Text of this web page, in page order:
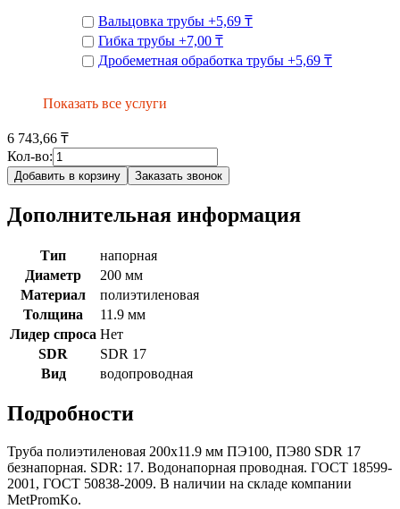
Вальцовка трубы +5,69 ₸
Гибка трубы +7,00 ₸
Дробеметная обработка трубы +5,69 ₸
Показать все услуги
6 743,66 ₸
Кол-во:
Добавить в корзину Заказать звонок
Дополнительная информация
Тип
напорная
Диаметр
200 мм
Материал
полиэтиленовая
Толщина
11.9 мм
Лидер спроса Нет
SDR
SDR 17
Вид
водопроводная
Подробности
Труба полиэтиленовая 200х11.9 мм ПЭ100, ПЭ80 SDR 17
безнапорная. SDR: 17. Водонапорная проводная. ГОСТ 18599-
2001, ГОСТ 50838-2009. В наличии на складе компании
MetPromKo.